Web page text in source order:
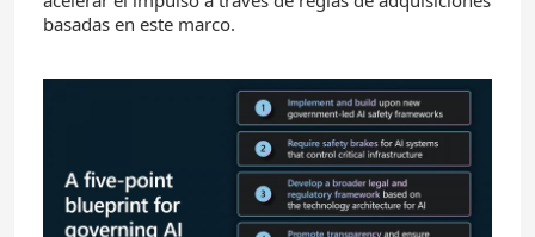
basadas en este marco.